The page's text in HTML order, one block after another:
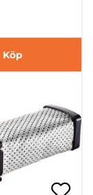
Köp